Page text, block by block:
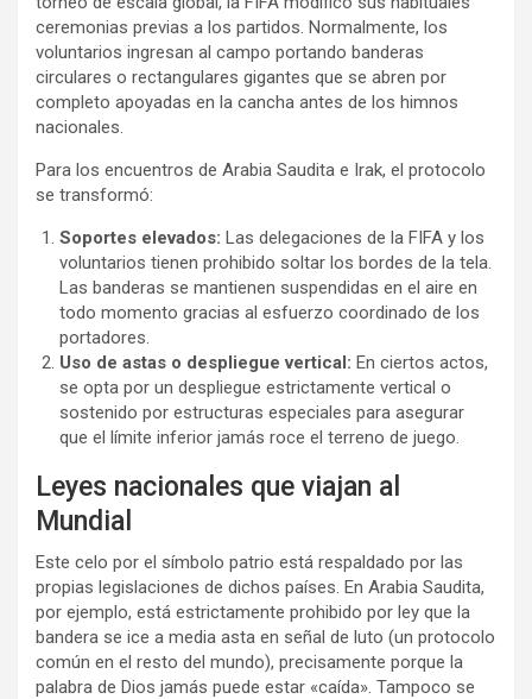
ceremonias previas a los partidos. Normalmente, los
voluntarios ingresan al campo portando banderas
circulares o rectangulares gigantes que se abren por
completo apoyadas en la cancha antes de los himnos
nacionales.
Para los encuentros de Arabia Saudita e Irak, el protocolo
se transformó:
Soportes elevados: Las delegaciones de la FIFA y los
voluntarios tienen prohibido soltar los bordes de la tela.
Las banderas se mantienen suspendidas en el aire en
todo momento gracias al esfuerzo coordinado de los
portadores.
Uso de astas o despliegue vertical: En ciertos actos,
se opta por un despliegue estrictamente vertical o
sostenido por estructuras especiales para asegurar
que el límite inferior jamás roce el terreno de juego.
Leyes nacionales que viajan al
Mundial
Este celo por el símbolo patrio está respaldado por las
propias legislaciones de dichos países. En Arabia Saudita,
por ejemplo, está estrictamente prohibido por ley que la
bandera se ice a media asta en señal de luto (un protocolo
común en el resto del mundo), precisamente porque la
palabra de Dios jamás puede estar «caída». Tampoco se